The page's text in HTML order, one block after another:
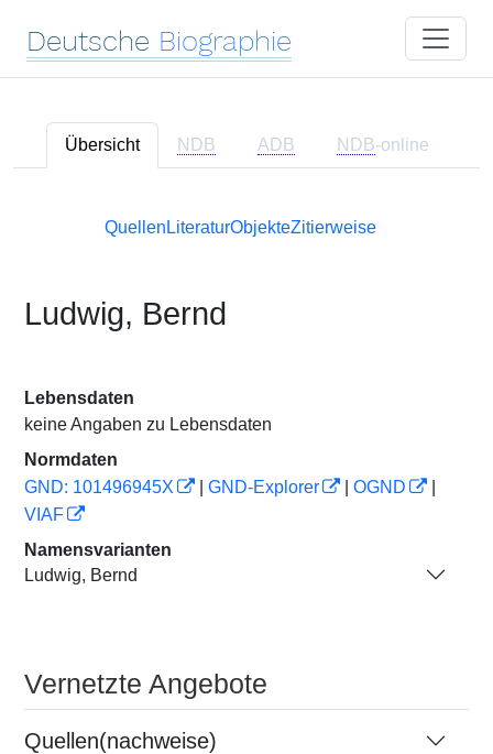
Deutsche Biographie
Übersicht NDB ADB NDB-online
Quellen LiteraturObjekteZitierweise
Ludwig, Bernd
Lebensdaten
keine Angaben zu Lebensdaten
Normdaten
GND: 101496945X
GND-Explorer OGND
VIAF
Namensvarianten
Ludwig, Bernd
Vernetzte Angebote
Quellen(nachweise)